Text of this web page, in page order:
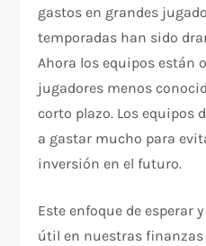
gastos en grandes
temporadas han sido
Ahora los equipos están
jugadores menos
corto plazo. Los equipos
a gastar mucho para
inversión en el futuro.
Este enfoque de esperar
útil en nuestras finanzas